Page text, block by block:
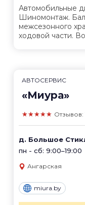
Автомобильные
Шиномонтаж.
межсезонного
ходовой части.
АВТОСЕРВИС
«Миура»
★★★★★ Отзывов:
д. Большое
пн - сб: 9:00–19:00
Ангарская
miura.by